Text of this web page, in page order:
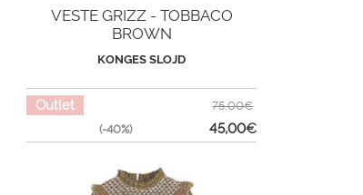
VESTE GRIZZ - TOBBACO
BROWN
KONGES SLOJD
Outlet
(-40%)
75,00€
45,00€